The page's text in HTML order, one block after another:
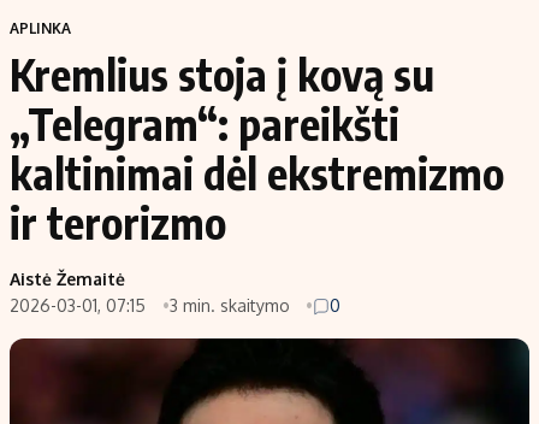
Naujienos
Aplinka
Verslas
Energetika
Ekonomika
Politika
Įmonės
Žemės ūkis
Technologijos
Laisvalaikis
Nedarbo išmokos skaičiuoklė
Indėliai
APLINKA
Kremlius stoja į kovą su
„Telegram“: pareikšti
kaltinimai dėl ekstremizmo
ir terorizmo
Aistė Žemaitė
2026-03-01, 07:15
3 min. skaitymo 0